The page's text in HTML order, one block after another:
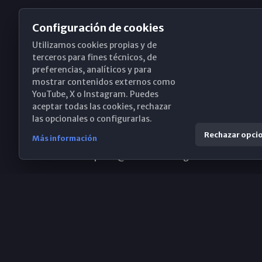
Obispado de Málaga
Santa María, 18-20. 29015 Málaga
(+34) 952 224 386
Configuración de cookies
Utilizamos cookies propias y de
terceros para fines técnicos, de
preferencias, analíticos y para
mostrar contenidos externos como
YouTube, X o Instagram. Puedes
aceptar todas las cookies, rechazar
las opcionales o configurarlas.
Más información Rechazar